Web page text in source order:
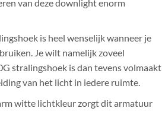
van deze downlight enorm
is heel wenselijk wanneer je
Je wilt namelijk zoveel
stralingshoek is dan tevens volmaakt
van het licht in iedere ruimte.
witte lichtkleur zorgt dit armatuur